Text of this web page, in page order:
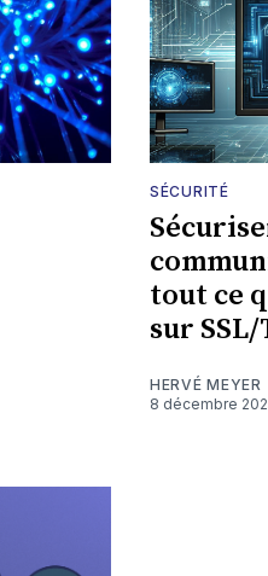
SÉCURITÉ
tout ce
sur SSL/
HERVÉ MEYER
8 décembre